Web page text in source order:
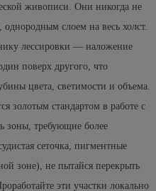
живописи. Они никогда не
слоем на весь холст.
лессировки — наложение
поверх другого, что
цвета, светимости и объема.
золотым стандартом в работе с
зоны, требующие более
сеточка, пигментные
зоне), не пытайся перекрыть
эти участки локально